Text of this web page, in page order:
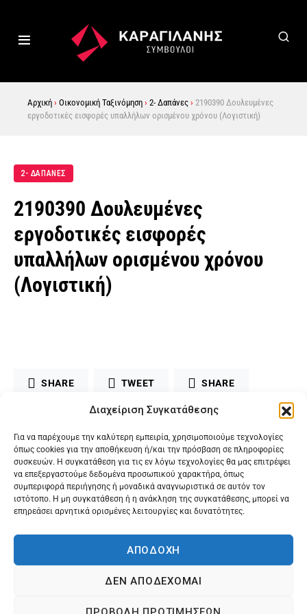
Διαχείριση Συγκατάθεσης
Για να παρέχουμε την καλύτερη εμπειρία, χρησιμοποιούμε τεχνολογίες
όπως cookies για την αποθήκευση ή/και την πρόσβαση σε πληροφορίες
συσκευών. Η συγκατάθεση για τις εν λόγω τεχνολογίες θα μας επιτρέψει
να επεξεργαστούμε δεδομένα προσωπικού χαρακτήρα, όπως
συμπεριφορά περιήγησης ή μοναδικά αναγνωριστικά σε αυτόν τον
ιστότοπο. Η μη συγκατάθεση ή η ανάκληση της συγκατάθεσης, μπορεί να
επηρεάσει αρνητικά ορισμένες λειτουργίες και δυνατότητες.
ΑΠΟΔΟΧΗ
ΔΕΝ ΑΠΟΔΕΧΟΜΑΙ
Αρχική › Οικονομική Ταξινόμηση › 2- Δαπάνες › 2190390 Δουλευμένες
εργοδοτικές εισφορές υπαλλήλων ορισμένου χρόνου (Λογιστική)
2- ΔΑΠΑΝΕΣ
2190390 Δουλευμένες
εργοδοτικές εισφορές
υπαλλήλων ορισμένου χρόνου
(Λογιστική)
SHARE TWEET SHARE
PRINT